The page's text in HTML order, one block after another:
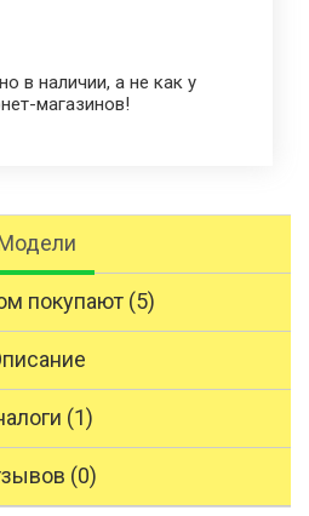
в наличии, а не как у
магазинов!
покупают (5)
(1)
(0)